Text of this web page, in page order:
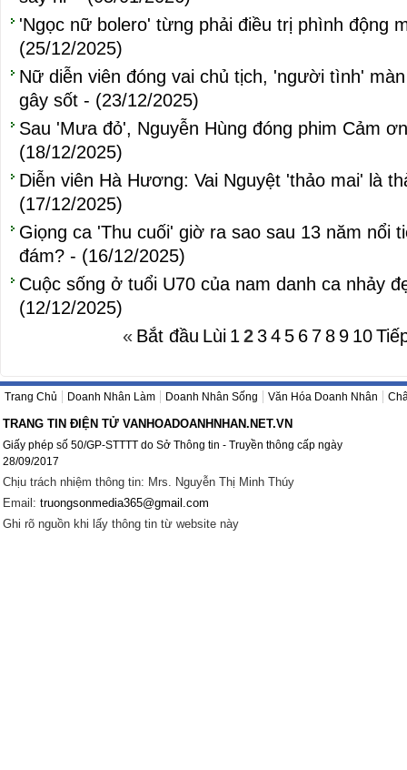
'Ngọc nữ bolero' từng phải điều trị phình động
(25/12/2025)
Nữ diễn viên đóng vai chủ tịch, 'người tình'
gây sốt - (23/12/2025)
Sau 'Mưa đỏ', Nguyễn Hùng đóng phim Cảm
(18/12/2025)
Diễn viên Hà Hương: Vai Nguyệt 'thảo mai' là
(17/12/2025)
Giọng ca 'Thu cuối' giờ ra sao sau 13 năm nổi
đám? - (16/12/2025)
Cuộc sống ở tuổi U70 của nam danh ca nhảy
(12/12/2025)
« Bắt đầu Lùi 1 234 5 6 7 8 9 10
Trang Chủ Doanh Nhân Làm Doanh Nhân Sống Văn Hóa Doanh Nhân
TRANG TIN ĐIỆN TỬ VANHOADOANHNHAN.NET.VN
Giấy phép số 50/GP-STTTT do Sở Thông tin - Truyền thông cấp ngày
28/09/2017
Chịu trách nhiệm thông tin: Mrs. Nguyễn Thị Minh Thúy
Email: truongsonmedia365@gmail.com
Ghi rõ nguồn khi lấy thông tin từ website này